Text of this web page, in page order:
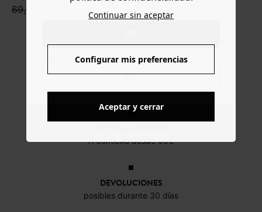
NO
69,99 €
35,99 €
A domicilio desde 60€
DEVOLUCIONES
posibles durante 30 días
Continuar sin aceptar
Configurar mis preferencias
Aceptar y cerrar